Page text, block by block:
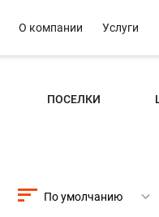
О компании Услуги
ПОСЕЛКИ